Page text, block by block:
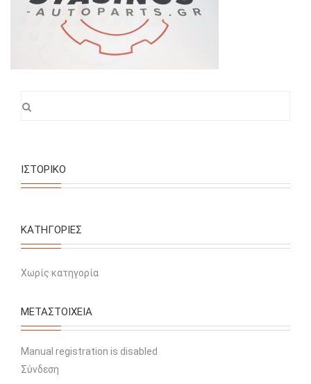
ΙΣΤΟΡΙΚΌ
KΑΤΗΓΟΡΊΕΣ
Χωρίς κατηγορία
ΜΕΤΑΣΤΟΙΧΕΊΑ
Manual registration is disabled
Σύνδεση